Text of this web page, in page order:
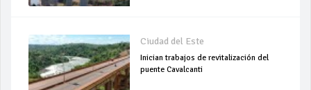
Ciudad del Este
Inician trabajos de revitalización del
puente Cavalcanti